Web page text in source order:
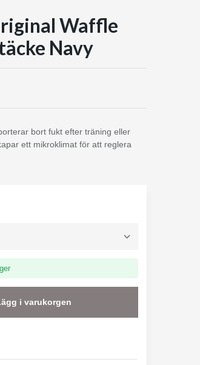
Waffle
Navy
bort fukt efter träning eller
ett mikroklimat för att reglera
i varukorgen